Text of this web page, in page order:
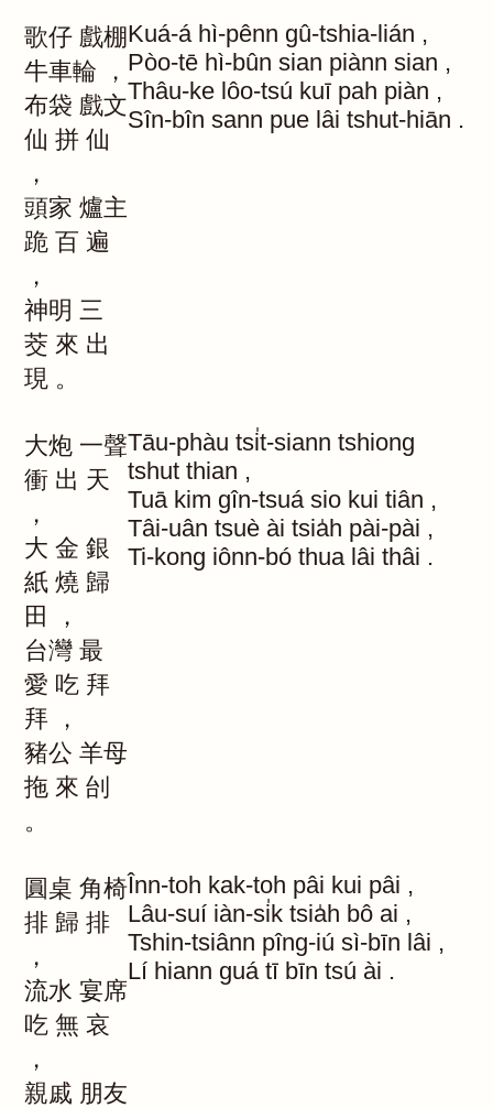
歌仔 戲棚
牛車輪
，
布袋 戲文
仙 拼 仙
，
頭家 爐主
跪 百 遍
，
神明 三
茭 來 出
現 。
Kuá-á hì-pênn gû-tshia-lián ,
Pòo-tē hì-bûn sian piànn sian ,
Thâu-ke lôo-tsú kuī pah piàn ,
Sîn-bîn sann pue lâi tshut-hiān .
大炮 一聲
衝 出 天
，
大 金 銀
紙 燒 歸
田
，
台灣 最
愛 吃 拜
拜
，
豬公 羊母
拖 來 刣
。
Tāu-phàu tsi̍t-siann tshiong
tshut thian ,
Tuā kim gîn-tsuá sio kui tiân ,
Tâi-uân tsuè ài tsia̍h pài-pài ,
Ti-kong iônn-bó thua lâi thâi .
圓桌 角椅
排 歸 排
，
流水 宴席
吃 無 哀
，
親戚 朋友
Înn-toh kak-toh pâi kui pâi ,
Lâu-suí iàn-si̍k tsia̍h bô ai ,
Tshin-tsiânn pîng-iú sì-bīn lâi ,
Lí hiann guá tī bīn tsú ài .